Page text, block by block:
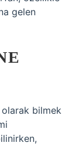
gelen
olarak bilmek